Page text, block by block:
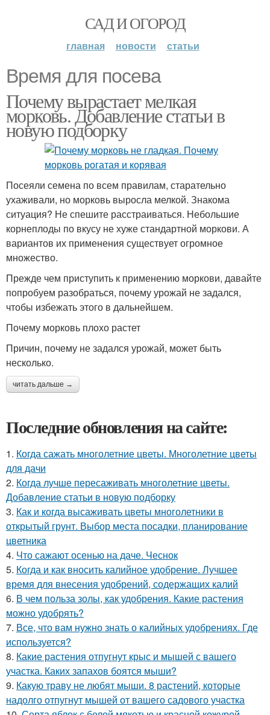
САД И ОГОРОД
главная новости статьи
Время для посева
Почему вырастает мелкая
морковь. Добавление статьи в
новую подборку
Посеяли семена по всем правилам, старательно
ухаживали, но морковь выросла мелкой. Знакома
ситуация? Не спешите расстраиваться. Небольшие
корнеплоды по вкусу не хуже стандартной моркови. А
вариантов их применения существует огромное
множество.
Прежде чем приступить к применению моркови, давайте
попробуем разобраться, почему урожай не задался,
чтобы избежать этого в дальнейшем.
Почему морковь плохо растет
Причин, почему не задался урожай, может быть
несколько.
читать дальше →
Последние обновления на сайте:
1. Когда сажать многолетние цветы. Многолетние цветы
для дачи
2. Когда лучше пересаживать многолетние цветы.
Добавление статьи в новую подборку
3. Как и когда высаживать цветы многолетники в
открытый грунт. Выбор места посадки, планирование
цветника
4. Что сажают осенью на даче. Чеснок
5. Когда и как вносить калийное удобрение. Лучшее
время для внесения удобрений, содержащих калий
6. В чем польза золы, как удобрения. Какие растения
можно удобрять?
7. Все, что вам нужно знать о калийных удобрениях. Где
используется?
8. Какие растения отпугнут крыс и мышей с вашего
участка. Каких запахов боятся мыши?
9. Какую траву не любят мыши. 8 растений, которые
надолго отпугнут мышей от вашего садового участка